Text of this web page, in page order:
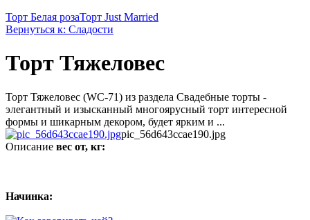
Торт Белая розаТорт Just Married
Вернуться к: Сладости
Торт Тяжеловес
Торт Тяжеловес (WC-71) из раздела Свадебные торты -
элегантный и изысканный многоярусный торт интересной
формы и шикарным декором, будет ярким и ...
pic_56d643ccae190.jpg
Описание вес от, кг:
Начинка: